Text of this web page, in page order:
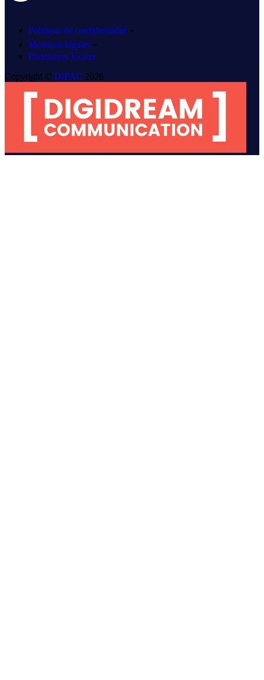
Politique de confidentialité -
Mentions légales -
Partenaires locaux
Copyright © DIPAC 2026